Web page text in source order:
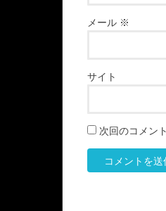
メール ※
サイト
次回のコメン